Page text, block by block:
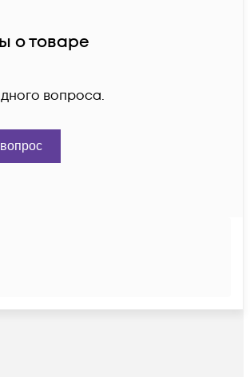
о товаре
вопроса.